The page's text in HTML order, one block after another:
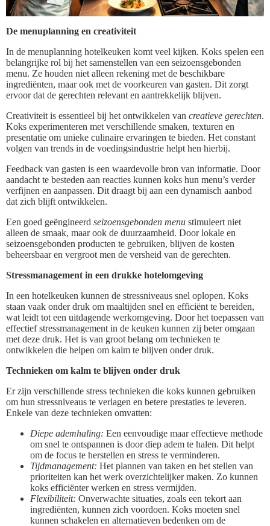
De menuplanning en creativiteit
In de menuplanning hotelkeuken komt veel kijken. Koks spelen een
belangrijke rol bij het samenstellen van een seizoensgebonden
menu. Ze houden niet alleen rekening met de beschikbare
ingrediënten, maar ook met de voorkeuren van gasten. Dit zorgt
ervoor dat de gerechten relevant en aantrekkelijk blijven.
Creativiteit is essentieel bij het ontwikkelen van creatieve gerechten.
Koks experimenteren met verschillende smaken, texturen en
presentatie om unieke culinaire ervaringen te bieden. Het constant
volgen van trends in de voedingsindustrie helpt hen hierbij.
Feedback van gasten is een waardevolle bron van informatie. Door
aandacht te besteden aan reacties kunnen koks hun menu’s verder
verfijnen en aanpassen. Dit draagt bij aan een dynamisch aanbod
dat zich blijft ontwikkelen.
Een goed geëngineerd seizoensgebonden menu stimuleert niet
alleen de smaak, maar ook de duurzaamheid. Door lokale en
seizoensgebonden producten te gebruiken, blijven de kosten
beheersbaar en vergroot men de versheid van de gerechten.
Stressmanagement in een drukke hotelomgeving
In een hotelkeuken kunnen de stressniveaus snel oplopen. Koks
staan vaak onder druk om maaltijden snel en efficiënt te bereiden,
wat leidt tot een uitdagende werkomgeving. Door het toepassen van
effectief stressmanagement in de keuken kunnen zij beter omgaan
met deze druk. Het is van groot belang om technieken te
ontwikkelen die helpen om kalm te blijven onder druk.
Technieken om kalm te blijven onder druk
Er zijn verschillende stress technieken die koks kunnen gebruiken
om hun stressniveaus te verlagen en betere prestaties te leveren.
Enkele van deze technieken omvatten:
Diepe ademhaling: Een eenvoudige maar effectieve methode
om snel te ontspannen is door diep adem te halen. Dit helpt
om de focus te herstellen en stress te verminderen.
Tijdmanagement: Het plannen van taken en het stellen van
prioriteiten kan het werk overzichtelijker maken. Zo kunnen
koks efficiënter werken en stress vermijden.
Flexibiliteit: Onverwachte situaties, zoals een tekort aan
ingrediënten, kunnen zich voordoen. Koks moeten snel
kunnen schakelen en alternatieven bedenken om de